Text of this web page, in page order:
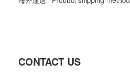
CONTACT US